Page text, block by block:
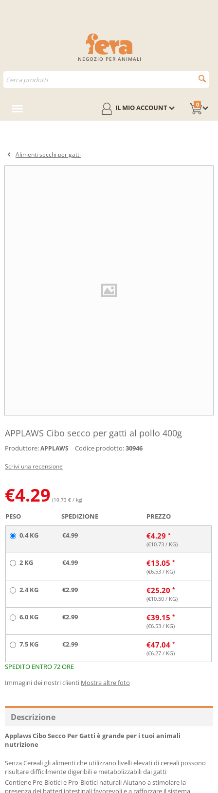
NEGOZIO PER ANIMALI
0
IL MIO ACCOUNT
Alimenti secchi per gatti
APPLAWS Cibo secco per gatti al pollo 400g
Produttore:APPLAWS Codice prodotto:30946
Scrivi una recensione
€4.29 (10.73 € / kg)
PESO SPEDIZIONE PREZZO
0.4 KG €4.99 €4.29
(€10.73 / KG)
2 KG €4.99 €13.05
(€6.53 / KG)
2.4 KG €2.99 €25.20
(€10.50 / KG)
6.0 KG €2.99 €39.15
(€6.53 / KG)
7.5 KG €2.99 €47.04
(€6.27 / KG)
SPEDITO ENTRO 72 ORE
Immagini dei nostri clienti Mostra altre foto
Descrizione
Applaws Cibo Secco Per Gatti è grande per i tuoi animali
nutrizione
Senza Cereali gli alimenti che utilizzano livelli elevati di cereali possono
risultare difficilmente digeribili e metabolizzabili dai gatti
Contiene Pre-Biotici e Pro-Biotici naturali Aiutano a stimolare la
presenza dei batteri intestinali favorevoli e a rafforzare il sistema